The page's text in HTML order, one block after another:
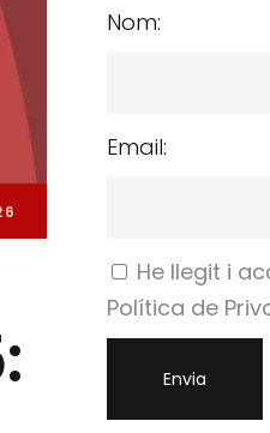
Nom:
Email:
He llegit i
Política de